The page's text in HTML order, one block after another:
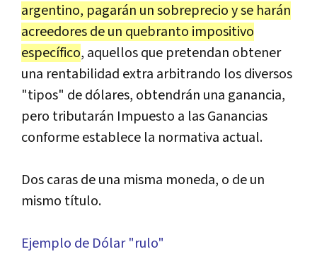
argentino, pagarán un sobreprecio y se harán
acreedores de un quebranto impositivo
específico, aquellos que pretendan obtener
una rentabilidad extra arbitrando los diversos
"tipos" de dólares, obtendrán una ganancia,
pero tributarán Impuesto a las Ganancias
conforme establece la normativa actual.
Dos caras de una misma moneda, o de un
mismo título.
Ejemplo de Dólar "rulo"